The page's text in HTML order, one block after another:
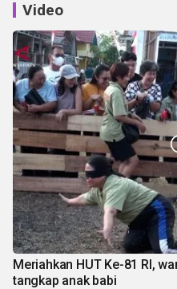
Video
Meriahkan HUT Ke-81 RI,
tangkap anak babi